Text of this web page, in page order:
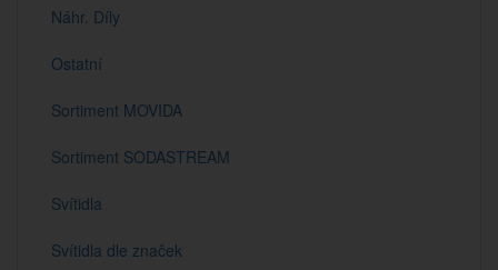
Náhr. Díly
Ostatní
Sortiment MOVIDA
Sortiment SODASTREAM
Svítidla
Svítidla dle značek